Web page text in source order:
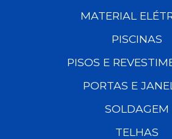
MATERIAL
PISCINAS
PISOS E
PORTAS E
SOLDAGEM
TELHAS